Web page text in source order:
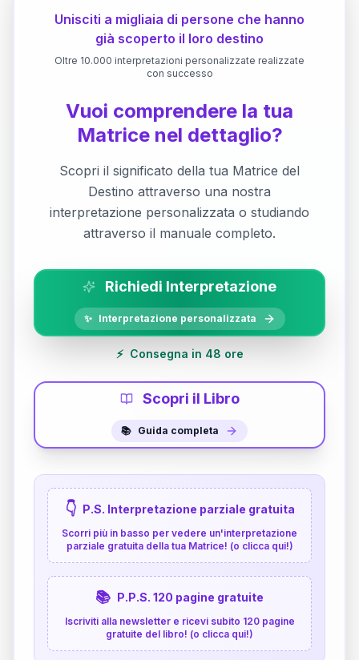
Unisciti a migliaia di persone che hanno
già scoperto il loro destino
Oltre 10.000 interpretazioni personalizzate realizzate
con successo
Vuoi comprendere la tua
Matrice nel dettaglio?
Scopri il significato della tua Matrice del
Destino attraverso una nostra
interpretazione personalizzata o studiando
attraverso il manuale completo.
Richiedi Interpretazione
✨ Interpretazione personalizzata
⚡ Consegna in 48 ore
Scopri il Libro
📚 Guida completa
👇 P.S. Interpretazione parziale gratuita
Scorri più in basso per vedere un'interpretazione
parziale gratuita della tua Matrice! (o clicca qui!)
📚 P.P.S. 120 pagine gratuite
Iscriviti alla newsletter e ricevi subito 120 pagine
gratuite del libro! (o clicca qui!)